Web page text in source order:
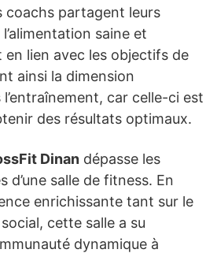
coachs partagent leurs
saine et
en lien avec les objectifs de
ainsi la dimension
car celle-ci est
des résultats optimaux.
Dinan dépasse les
d’une salle de fitness. En
enrichissante tant sur le
cette salle a su
dynamique à